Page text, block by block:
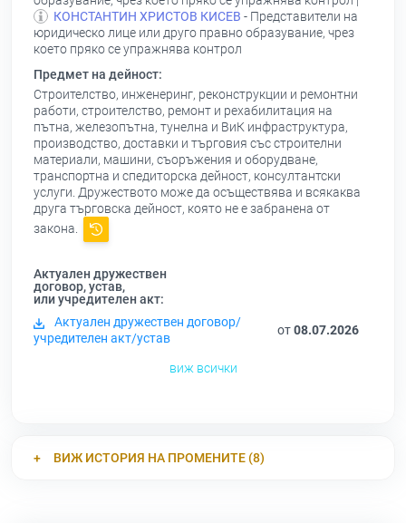
КОНСТАНТИН ХРИСТОВ КИСЕВ - Представители на
юридическо лице или друго правно образувание, чрез
което пряко се упражнява контрол
Предмет на дейност:
Строителство, инженеринг, реконструкции и ремонтни
работи, строителство, ремонт и рехабилитация на
пътна, железопътна, тунелна и ВиК инфраструктура,
производство, доставки и търговия със строителни
материали, машини, съоръжения и оборудване,
транспортна и спедиторска дейност, консултантски
услуги. Дружеството може да осъществява и всякаква
друга търговска дейност, която не е забранена от
закона.
Актуален дружествен
договор, устав,
или учредителен акт:
Актуален дружествен договор/
учредителен акт/устав
от08.07.2026
виж всички
ВИЖ ИСТОРИЯ НА ПРОМЕНИТЕ (8)